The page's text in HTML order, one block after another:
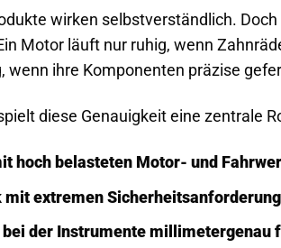
wirken selbstverständlich.
Motor läuft nur ruhig, wenn
wenn ihre Komponenten präzise
diese Genauigkeit eine zentrale
hoch belasteten Motor- und
extremen
der Instrumente millimetergenau